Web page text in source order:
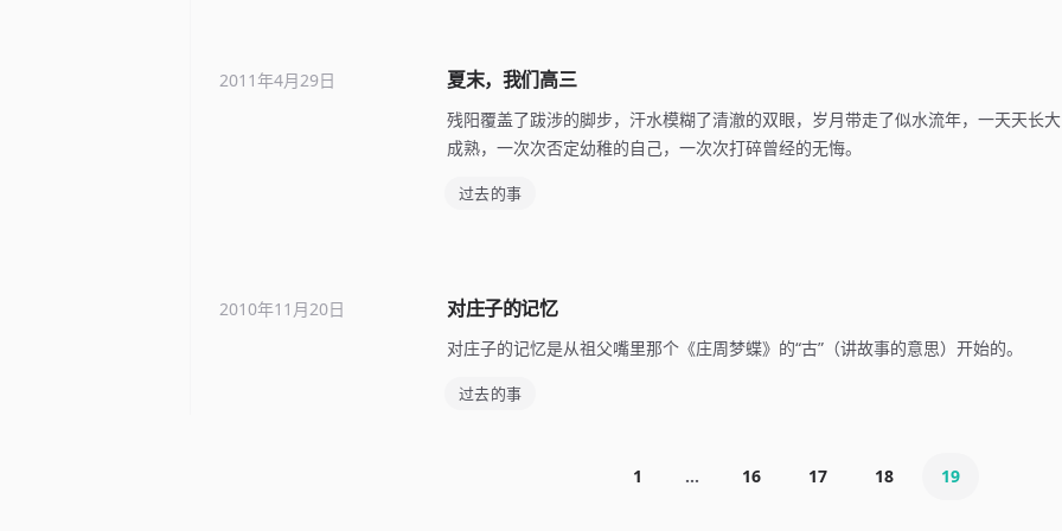
夏末，我们高三
残阳覆盖了跋涉的脚步，汗水模糊了清澈的双眼，岁月带走了似水流年，一天天长
成熟，一次次否定幼稚的自己，一次次打碎曾经的无悔。
过去的事
2011年4月29日
对庄子的记忆
对庄子的记忆是从祖父嘴里那个《庄周梦蝶》的“古”（讲故事的意思）开始的。
过去的事
2010年11月20日
1 ... 16 17 18 19